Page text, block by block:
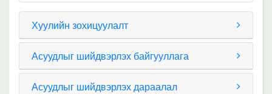
Хуулийн зохицуулалт
Асуудлыг шийдвэрлэх байгууллага
Асуудлыг шийдвэрлэх дараалал